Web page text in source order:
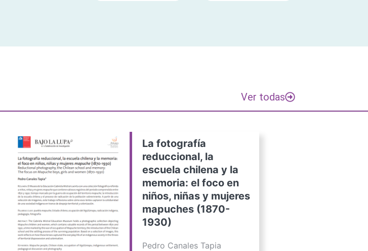
Ver todas
La fotografía
reduccional, la
escuela chilena y la
memoria: el foco en
niños, niñas y mujeres
mapuches (1870-
1930)
Pedro Canales Tapia